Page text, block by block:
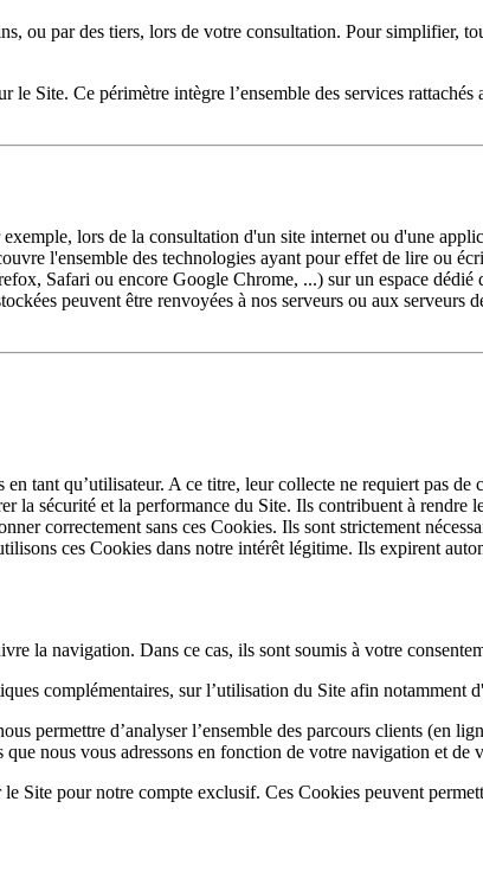
ou par des tiers, lors de votre consultation. Pour simplifier,
Ce périmètre intègre l’ensemble des services rattachés
lors de la consultation d'un site internet ou d'une
l'ensemble des technologies ayant pour effet de lire ou
Safari ou encore Google Chrome, ...) sur un espace
peuvent être renvoyées à nos serveurs ou aux serveurs
tant qu’utilisateur. A ce titre, leur collecte ne requiert pas de
sécurité et la performance du Site. Ils contribuent à rendre
correctement sans ces Cookies. Ils sont strictement
ces Cookies dans notre intérêt légitime. Ils expirent
la navigation. Dans ce cas, ils sont soumis à votre
complémentaires, sur l’utilisation du Site afin notamment
permettre d’analyser l’ensemble des parcours clients (en
nous vous adressons en fonction de votre navigation et de
Site pour notre compte exclusif. Ces Cookies peuvent